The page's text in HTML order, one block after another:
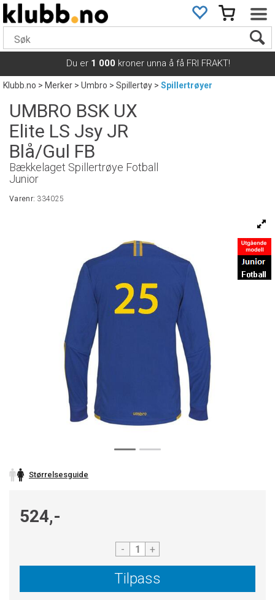
Du er 1 000 kroner unna å få FRI FRAKT!
Klubb.no>Merker>Umbro>Spillertøy>Spillertrøyer
UMBRO BSK UX
Elite LS Jsy JR
Blå/Gul FB
Bækkelaget Spillertrøye Fotball
Junior
Varenr: 334025
Størrelsesguide
524,-
- +
Tilpass